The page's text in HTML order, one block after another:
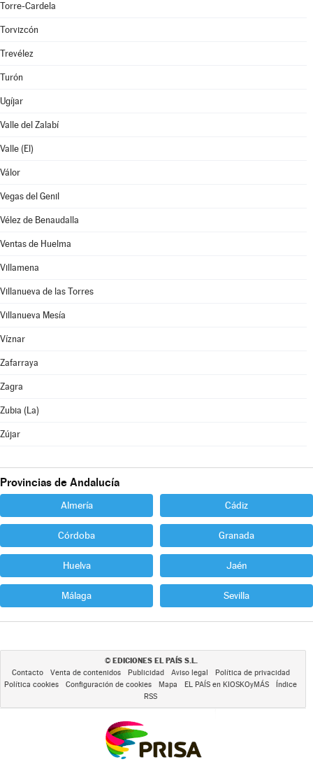
Torre-Cardela
Torvizcón
Trevélez
Turón
Ugíjar
Valle del Zalabí
Valle (El)
Válor
Vegas del Genil
Vélez de Benaudalla
Ventas de Huelma
Villamena
Villanueva de las Torres
Villanueva Mesía
Víznar
Zafarraya
Zagra
Zubia (La)
Zújar
Provincias de Andalucía
Almería Cádiz
Córdoba Granada
Huelva Jaén
Málaga Sevilla
© EDICIONES EL PAÍS S.L.
Contacto Venta de contenidos Publicidad Aviso legal
Política de privacidad
Política cookies
Configuración de cookies Mapa EL PAÍS en KIOSKOyMÁS
Índice
RSS